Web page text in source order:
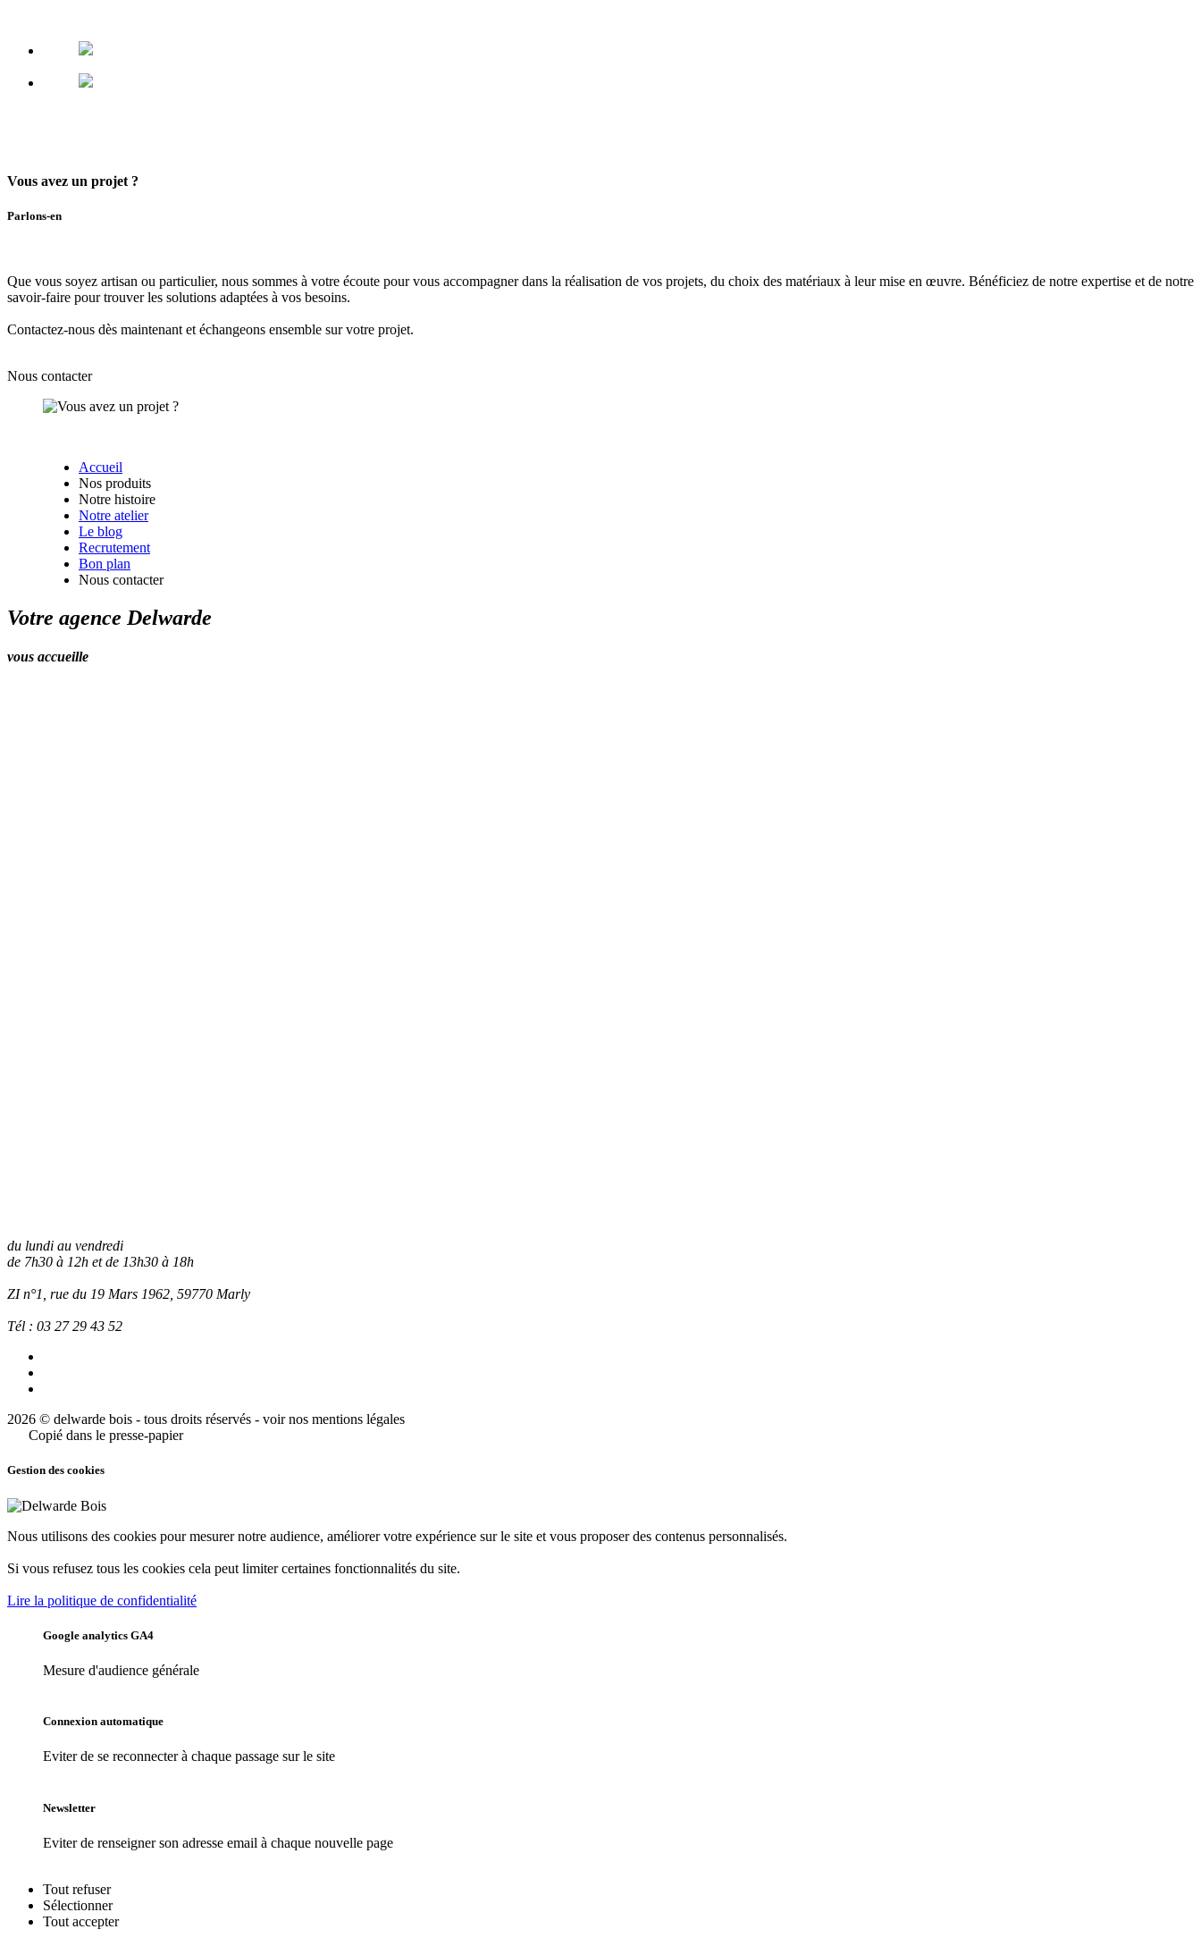
Vous avez un projet ?
Parlons-en
Que vous soyez artisan ou particulier, nous sommes à votre écoute pour vous accompagner dans la réalisation de vos projets, du choix des matériaux à leur mise en œuvre. Bénéficiez de notre expertise et de notre
savoir-faire pour trouver les solutions adaptées à vos besoins.
Contactez-nous dès maintenant et échangeons ensemble sur votre projet.
Nous contacter
Accueil
Nos produits
Notre histoire
Notre atelier
Le blog
Recrutement
Bon plan
Nous contacter
Votre agence Delwarde
vous accueille
du lundi au vendredi
de 7h30 à 12h et de 13h30 à 18h
ZI n°1, rue du 19 Mars 1962, 59770 Marly
Tél : 03 27 29 43 52
2026 © delwarde bois - tous droits réservés - voir nos mentions légales
Copié dans le presse-papier
Gestion des cookies
Nous utilisons des cookies pour mesurer notre audience, améliorer votre expérience sur le site et vous proposer des contenus personnalisés.
Si vous refusez tous les cookies cela peut limiter certaines fonctionnalités du site.
Lire la politique de confidentialité
Google analytics GA4
Mesure d'audience générale
Connexion automatique
Eviter de se reconnecter à chaque passage sur le site
Newsletter
Eviter de renseigner son adresse email à chaque nouvelle page
Tout refuser
Sélectionner
Tout accepter